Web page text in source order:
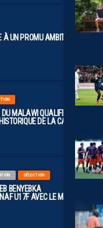
UN PROMU AMBITIEUX
MALAWI QUALIFIÉES
DE LA CAN
SÉLECTION
BENYEBKA
U17F AVEC LE MAROC